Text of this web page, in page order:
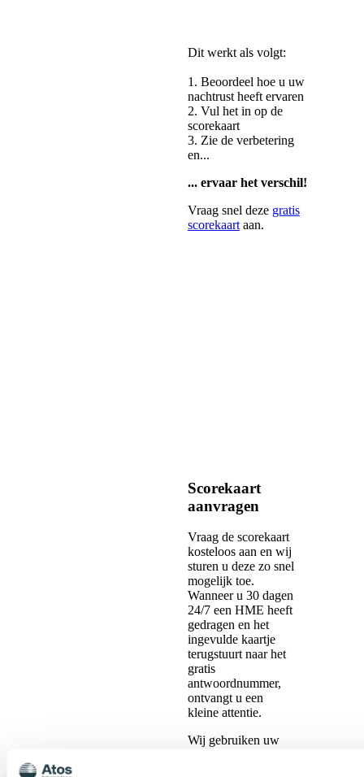
Dit werkt als volgt:
1. Beoordeel hoe u uw
nachtrust heeft ervaren
2. Vul het in op de
scorekaart
3. Zie de verbetering
en...
... ervaar het verschil!
Vraag snel deze gratis
scorekaartaan.
Scorekaart
aanvragen
Vraag de scorekaart
kosteloos aan en wij
sturen u deze zo snel
mogelijk toe.
Wanneer u 30 dagen
24/7 een HME heeft
gedragen en het
ingevulde kaartje
terugstuurt naar het
gratis
antwoordnummer,
ontvangt u een
kleine attentie.
Wij gebruiken uw